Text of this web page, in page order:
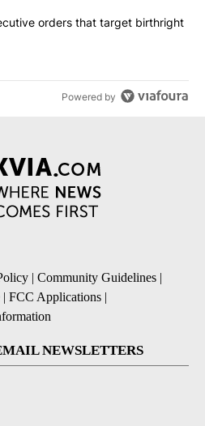
signs executive orders that
orders that target birthright
Powered by
| Community Guidelines |
| FCC Applications |
NEWSLETTERS